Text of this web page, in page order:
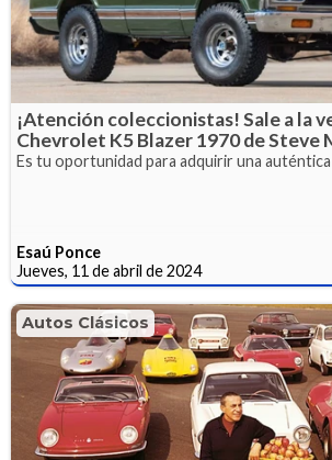
¡Atención coleccionistas! Sale a la
Chevrolet K5 Blazer 1970 de Steve
Es tu oportunidad para adquirir una
Esaú Ponce
Jueves, 11 de abril de 2024
Autos Clásicos